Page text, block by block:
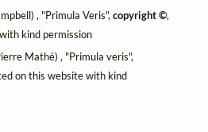
, "Primula Veris",copyright ©,
kind permission
Mathé) , "Primula veris",
on this website with kind